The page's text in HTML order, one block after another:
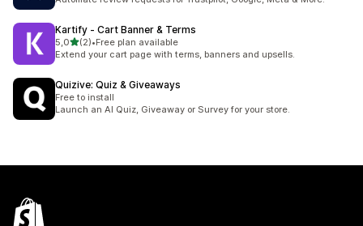
Kartify ‑ Cart Banner & Terms
5,0/ 5 tähteä
(2)
2 arvostelua yhteensä
•Free plan available
Extend your cart page with terms, banners and upsells.
Quizive: Quiz & Giveaways
Free to install
Launch an AI Quiz, Giveaway or Survey for your store.